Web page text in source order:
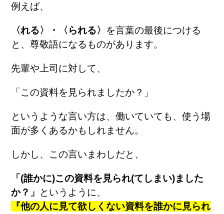
例えば、
〈れる〉・〈られる〉 を言葉の最後につける
と、尊敬語になるものがあります。
先輩や上司に対して、
「この資料を見られましたか？」
というような言い方は、働いていても、使う場
面が多くあるかもしれません。
しかし、この言いまわしだと、
「(誰かに)この資料を見られ(てしまい)ました
か？」
というように、
『他の人に見て欲しくない資料を誰かに見られ